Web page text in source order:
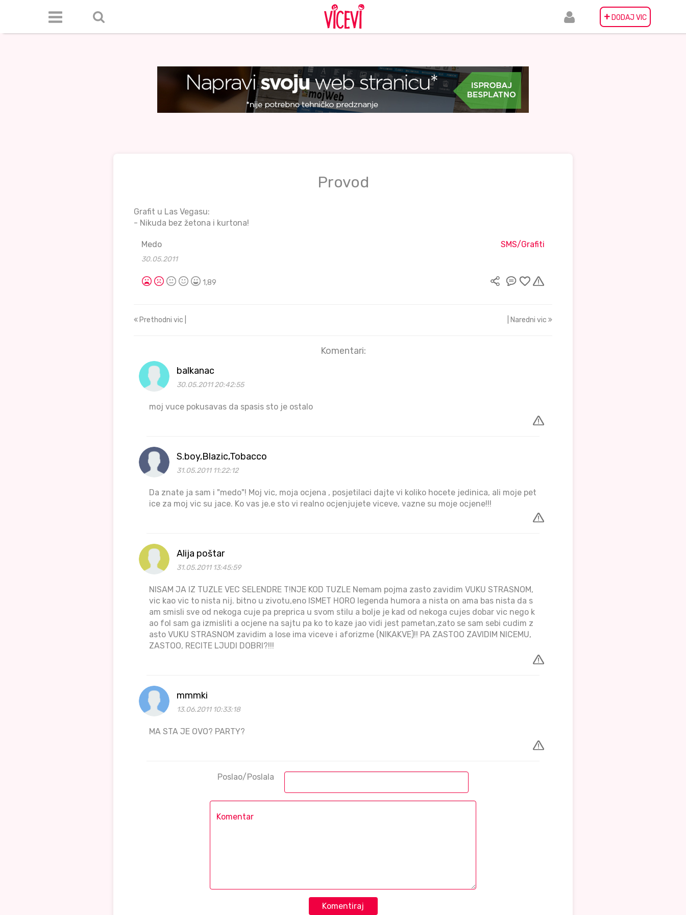
+ DODAJ VIC
Provod
Grafit u Las Vegasu:
- Nikuda bez žetona i kurtona!
Medo
30.05.2011
SMS/Grafiti
1,89
Prethodni vic | | Naredni vic
Komentari:
balkanac
30.05.2011 20:42:55
moj vuce pokusavas da spasis sto je ostalo
S.boy,Blazic,Tobacco
31.05.2011 11:22:12
Da znate ja sam i "medo"! Moj vic, moja ocjena , posjetilaci dajte vi koliko hocete jedinica, ali moje pet
ice za moj vic su jace. Ko vas je.e sto vi realno ocjenjujete viceve, vazne su moje ocjene!!!
Alija poštar
31.05.2011 13:45:59
NISAM JA IZ TUZLE VEC SELENDRE T!NJE KOD TUZLE Nemam pojma zasto zavidim VUKU STRASNOM,
vic kao vic to nista nij. bitno u zivotu,eno ISMET HORO legenda humora a nista on ama bas nista da s
am smisli sve od nekoga cuje pa preprica u svom stilu a bolje je kad od nekoga cujes dobar vic nego k
ao fol sam ga izmisliti a ocjene na sajtu pa ko to kaze jao vidi jest pametan,zato se sam sebi cudim z
asto VUKU STRASNOM zavidim a lose ima viceve i aforizme (NIKAKVE)!! PA ZASTOO ZAVIDIM NICEMU,
ZASTOO, RECITE LJUDI DOBRI?!!!
mmmki
13.06.2011 10:33:18
MA STA JE OVO? PARTY?
Poslao/Poslala
Komentiraj